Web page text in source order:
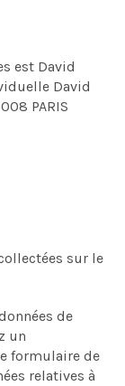
est David
David
PARIS
sur le
de
un
formulaire de
relatives à